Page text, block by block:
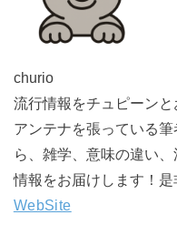
churio
流行情報をチュピーン
アンテナを張っている
ら、雑学、意味の違い
情報をお届けします！是
WebSite